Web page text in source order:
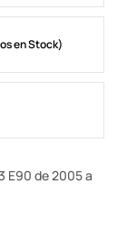
en Stock)
E90 de 2005 a